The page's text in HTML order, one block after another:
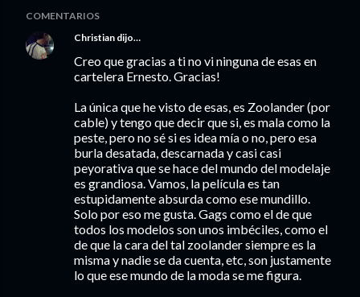
COMENTARIOS
Christian dijo…
Creo que gracias a ti no vi ninguna de esas en
cartelera Ernesto. Gracias!
La única que he visto de esas, es Zoolander (por
cable) y tengo que decir que si, es mala como la
peste, pero no sé si es idea mía o no, pero esa
burla desatada, descarnada y casi casi
peyorativa que se hace del mundo del modelaje
es grandiosa. Vamos, la película es tan
estupidamente absurda como ese mundillo.
Solo por eso me gusta. Gags como el de que
todos los modelos son unos imbéciles, como el
de que la cara del tal zoolander siempre es la
misma y nadie se da cuenta, etc, son justamente
lo que ese mundo de la moda se me figura.